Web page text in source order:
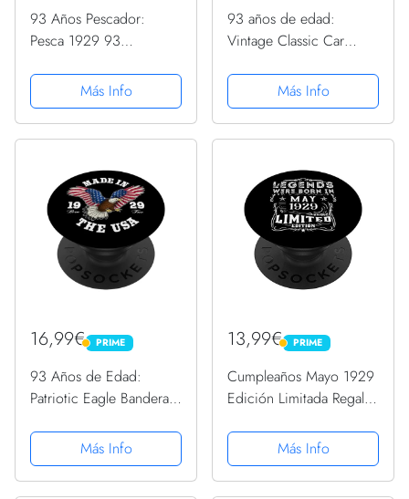
93 Años Pescador:
Pesca 1929 93
PopGrip Intercambiable
Más Info
93 años de edad:
Vintage Classic Car
PopSockets PopGrip
Intercambiable
Más Info
16,99€ PRIME
PRIME
93 Años de Edad:
Patriotic Eagle Bandera
93 Cumpleaños
PopSockets PopGrip
Intercambiable
Más Info
13,99€ PRIME
PRIME
Cumpleaños Mayo 1929
Edición Limitada Regalo
PopGrip Intercambiable
Más Info